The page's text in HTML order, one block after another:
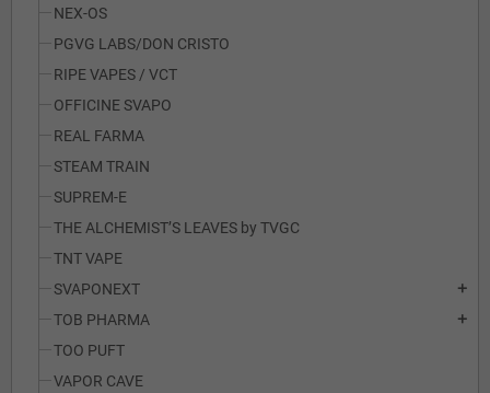
NEX-OS
PGVG LABS/DON CRISTO
RIPE VAPES / VCT
OFFICINE SVAPO
REAL FARMA
STEAM TRAIN
SUPREM-E
THE ALCHEMIST’S LEAVES by TVGC
TNT VAPE
SVAPONEXT
add
TOB PHARMA add
TOO PUFT
VAPOR CAVE